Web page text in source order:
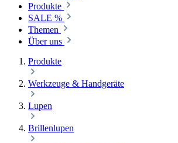
Produkte
SALE %
Themen
Über uns
Produkte
Werkzeuge & Handgeräte
Lupen
Brillenlupen